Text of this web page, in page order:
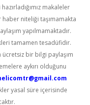
makaleler
niteliği taşımamakta
yapılmamaktadır.
tamamen tesadüfidir.
ücretsiz bir bilgi paylaşım
aykırı olduğunu
yasal süre içerisinde